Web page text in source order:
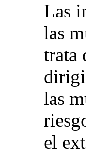
Las
las
trata
las
el